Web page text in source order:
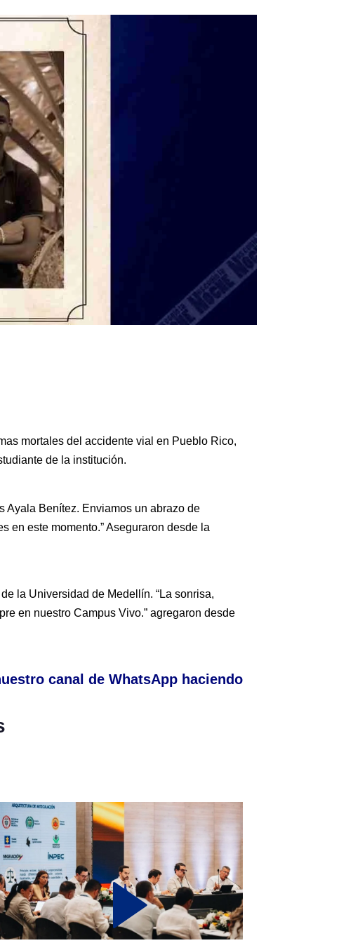
mortales del accidente vial en Pueblo Rico,
de la institución.
Ayala Benítez. Enviamos un abrazo de
en este momento.” Aseguraron desde la
la Universidad de Medellín. “La sonrisa,
en nuestro Campus Vivo.” agregaron desde
canal de WhatsApp haciendo